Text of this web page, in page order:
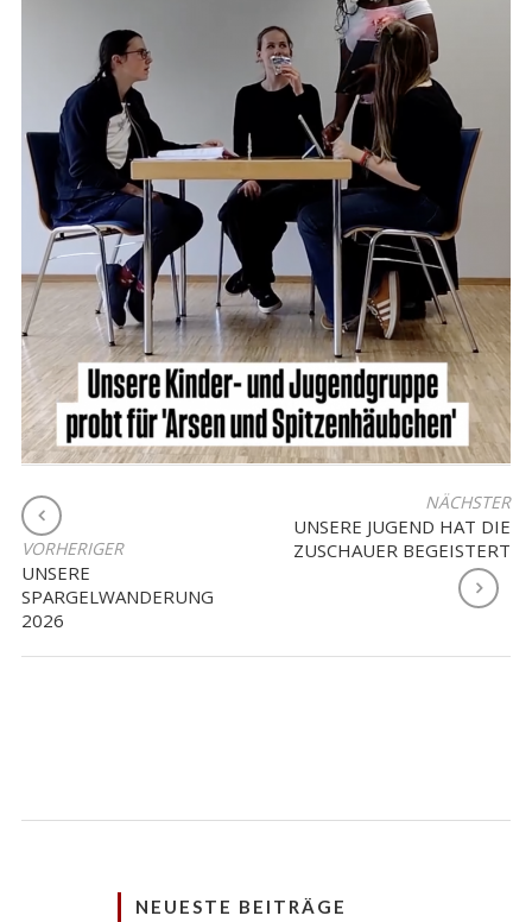
BEITRAGSNAVIGATION
VORHERIGER
UNSERE
SPARGELWANDERUNG
2026
NÄCHSTER
UNSERE JUGEND HAT DIE
ZUSCHAUER BEGEISTERT
NEUESTE BEITRÄGE